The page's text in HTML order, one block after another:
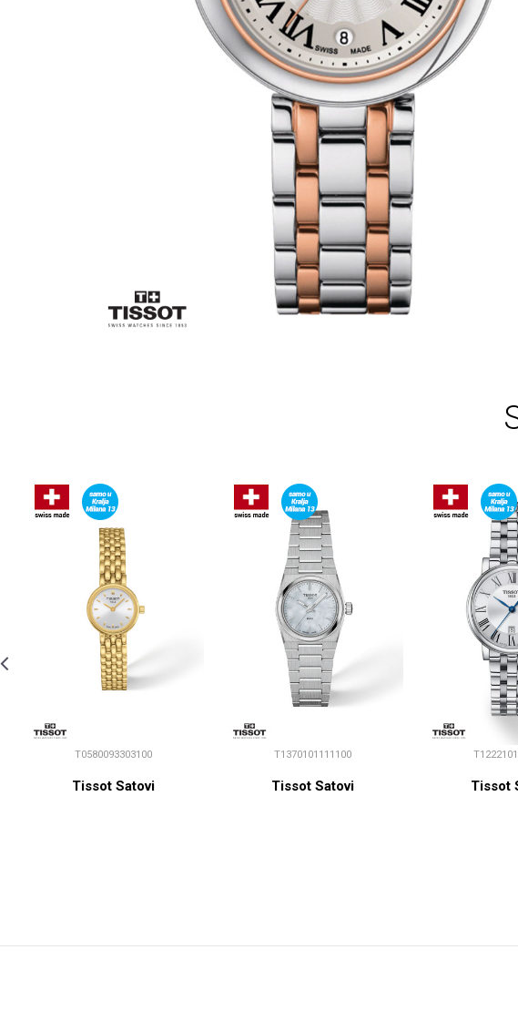
T0580093303100
Tissot Satovi
T1370101111100
Tissot Satovi Tissot